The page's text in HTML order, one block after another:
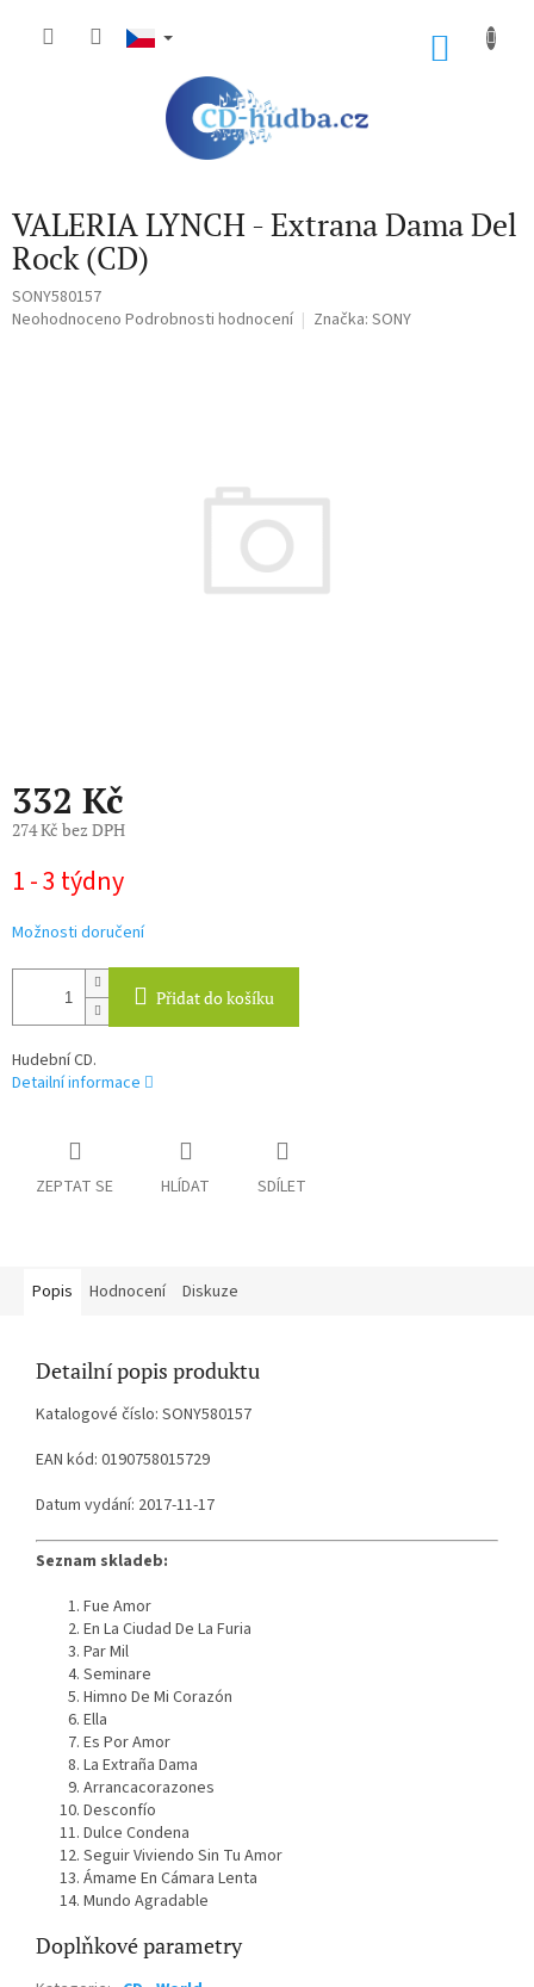
VALERIA LYNCH - Extrana Dama Del
Rock (CD)
SONY580157
Průměrné
Neohodnoceno Podrobnosti hodnocení Značka: SONY
332 Kč
274 Kč bez DPH
cena:
1 - 3 týdny
Možnosti doručení
Přidat do košíku
Hudební CD.
Detailní informace
ZEPTAT SE HLÍDAT SDÍLET
Popis Hodnocení Diskuze
Detailní popis produktu
Katalogové číslo: SONY580157
EAN kód: 0190758015729
Datum vydání: 2017-11-17
Seznam skladeb:
Fue Amor
En La Ciudad De La Furia
Par Mil
Seminare
Himno De Mi Corazón
Ella
Es Por Amor
La Extraña Dama
Arrancacorazones
Desconfío
Dulce Condena
Seguir Viviendo Sin Tu Amor
Ámame En Cámara Lenta
Mundo Agradable
Doplňkové parametry